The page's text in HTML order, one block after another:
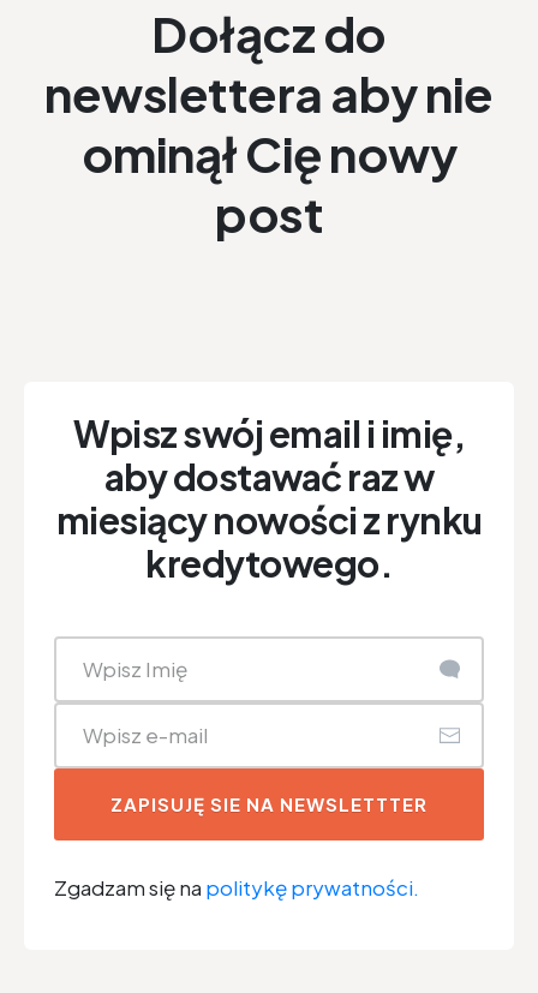
Dołącz do
newslettera aby nie
ominął Cię nowy
post
Wpisz swój email i imię,
aby dostawać raz w
miesiący nowości z rynku
kredytowego.
ZAPISUJĘ SIE NA NEWSLETTTER
Zgadzam się na politykę prywatności.